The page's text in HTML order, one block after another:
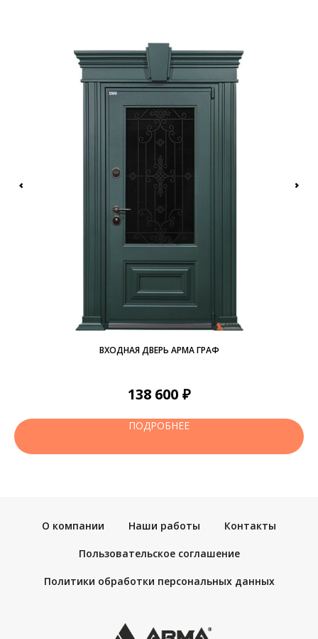
ВХОДНАЯ ДВЕРЬ АРМА ГРАФ
138 600 ₽
ПОДРОБНЕЕ
О компании Наши работы Контакты
Пользовательское соглашение
Политики обработки персональных данных